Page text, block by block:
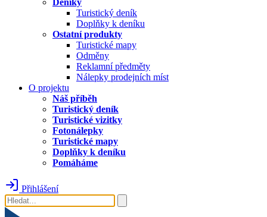
Deníky
Turistický deník
Doplňky k deníku
Ostatní produkty
Turistické mapy
Odměny
Reklamní předměty
Nálepky prodejních míst
O projektu
Náš příběh
Turistický deník
Turistické vizitky
Fotonálepky
Turistické mapy
Doplňky k deníku
Pomáháme
Přihlášení